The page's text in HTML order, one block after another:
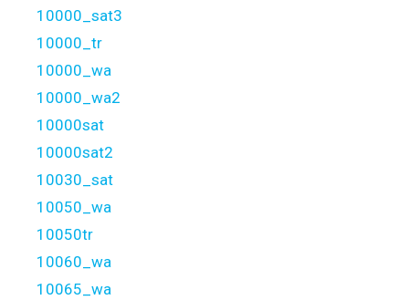
10000_sat3
10000_tr
10000_wa
10000_wa2
10000sat
10000sat2
10030_sat
10050_wa
10050tr
10060_wa
10065_wa